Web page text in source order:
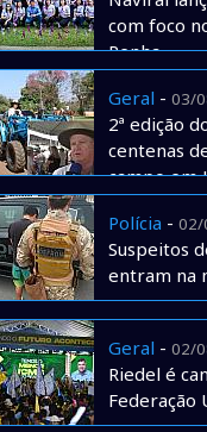
com foco
Penha
Geral - 03/
2ª edição
centenas
campo em
Polícia - 02/
Suspeitos
entram na
Geral - 02/
Riedel é
Federação